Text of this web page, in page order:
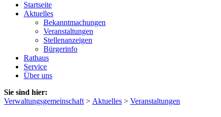
Startseite
Aktuelles
Bekanntmachungen
Veranstaltungen
Stellenanzeigen
Bürgerinfo
Rathaus
Service
Über uns
Sie sind hier:
Verwaltungsgemeinschaft > Aktuelles > Veranstaltungen